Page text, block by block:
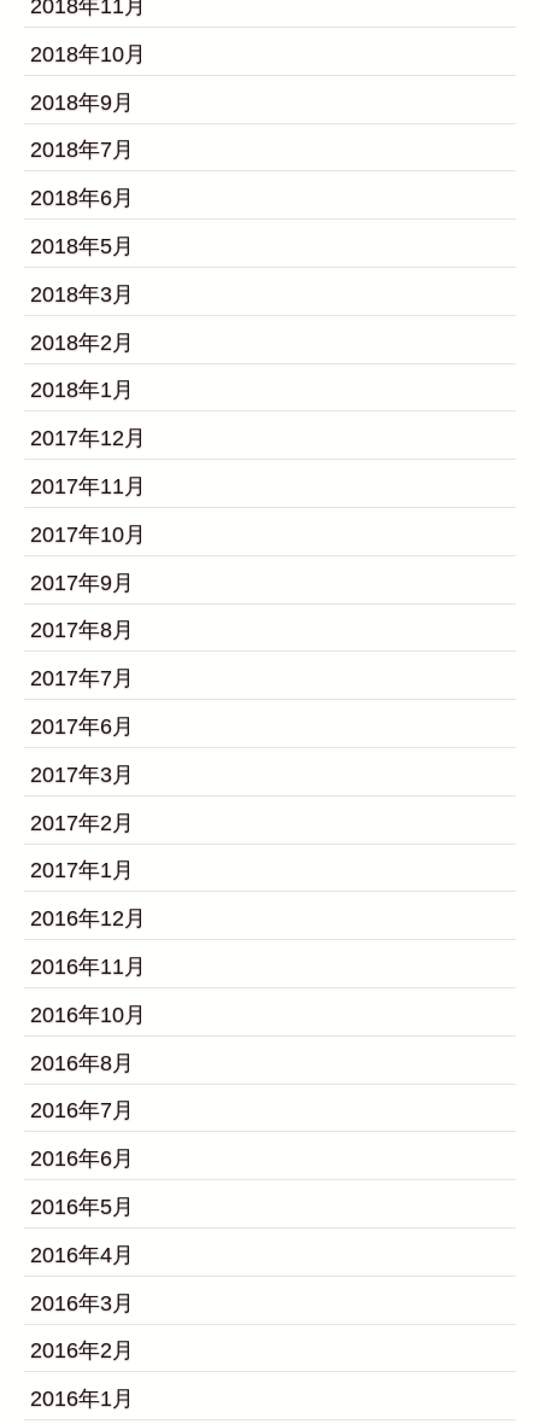
2018年11月
2018年10月
2018年9月
2018年7月
2018年6月
2018年5月
2018年3月
2018年2月
2018年1月
2017年12月
2017年11月
2017年10月
2017年9月
2017年8月
2017年7月
2017年6月
2017年3月
2017年2月
2017年1月
2016年12月
2016年11月
2016年10月
2016年8月
2016年7月
2016年6月
2016年5月
2016年4月
2016年3月
2016年2月
2016年1月